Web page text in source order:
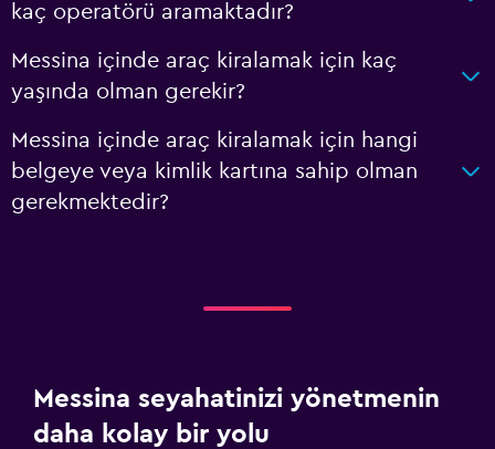
kaç operatörü aramaktadır?
Messina içinde araç kiralamak için kaç
yaşında olman gerekir?
Messina içinde araç kiralamak için hangi
belgeye veya kimlik kartına sahip olman
gerekmektedir?
Messina seyahatinizi yönetmenin
daha kolay bir yolu